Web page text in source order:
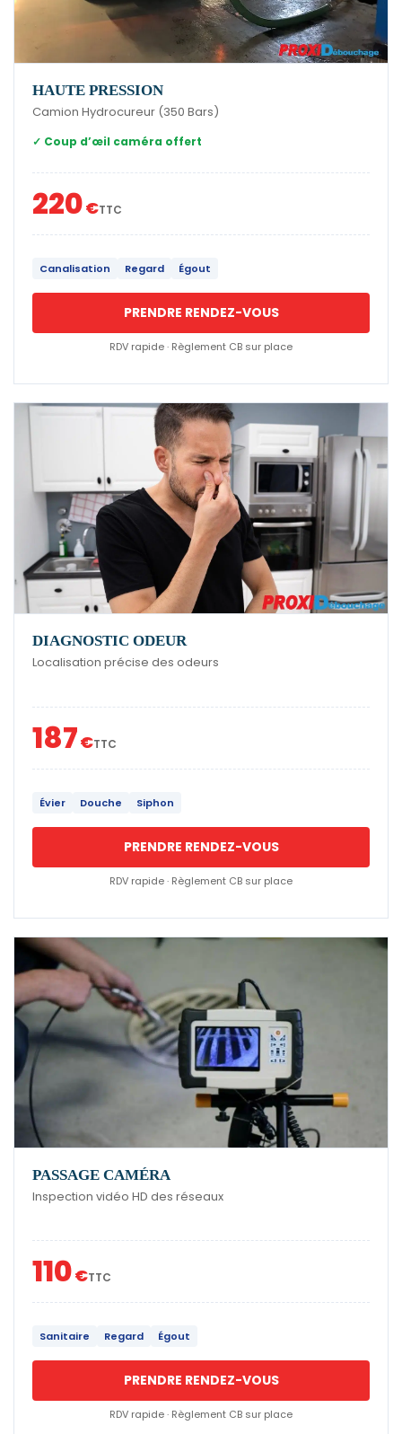
HAUTE PRESSION
Camion Hydrocureur (350 Bars)
✓ Coup d’œil caméra offert
220€TTC
Canalisation Regard Égout
PRENDRE RENDEZ-VOUS
RDV rapide · Règlement CB sur place
DIAGNOSTIC ODEUR
Localisation précise des odeurs
187€TTC
Évier Douche Siphon
PRENDRE RENDEZ-VOUS
RDV rapide · Règlement CB sur place
PASSAGE CAMÉRA
Inspection vidéo HD des réseaux
110€TTC
Sanitaire Regard Égout
PRENDRE RENDEZ-VOUS
RDV rapide · Règlement CB sur place